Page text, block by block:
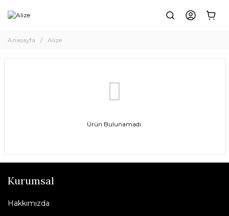
Anasayfa Alize
Ürün Bulunamadı.
Kurumsal
Hakkımızda